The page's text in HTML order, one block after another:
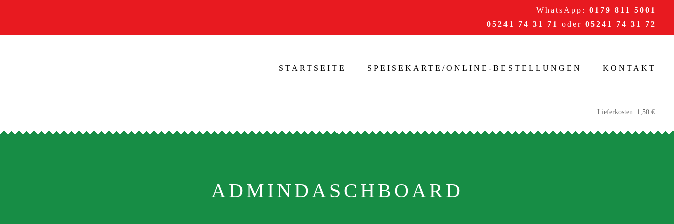
WhatsApp: 0179 811 5001
05241 74 31 71
oder 05241 74 31 72
STARTSEITE SPEISEKARTE/ONLINE-BESTELLUNGEN KONTAKT
ADMINDASCHBOARD